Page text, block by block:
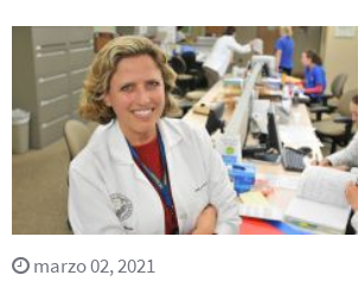
marzo 02, 2021